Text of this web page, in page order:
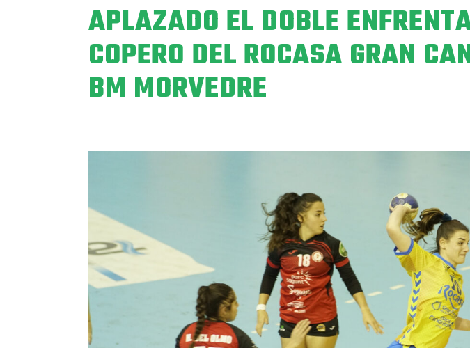
APLAZADO EL DOBLE
COPERO DEL ROCASA GRAN
BM MORVEDRE